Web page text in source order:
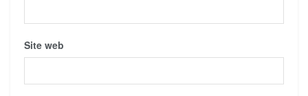
Site web